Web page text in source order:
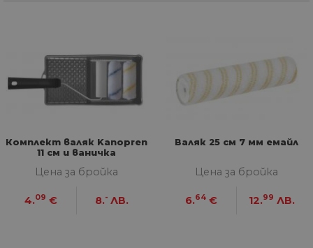
Комплект валяк Kanopren
11 см и ваничка
Цена за бройка
4.09 € 8.- ЛВ.
Валяк 25 см 7 мм емайл
Цена за бройка
6.64 € 12.99 ЛВ.